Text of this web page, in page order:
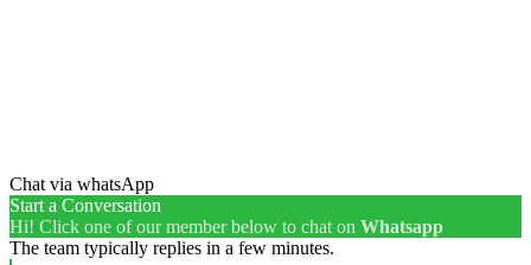
Chat via whatsApp
Start a Conversation
Hi! Click one of our member below to chat on Whatsapp
The team typically replies in a few minutes.